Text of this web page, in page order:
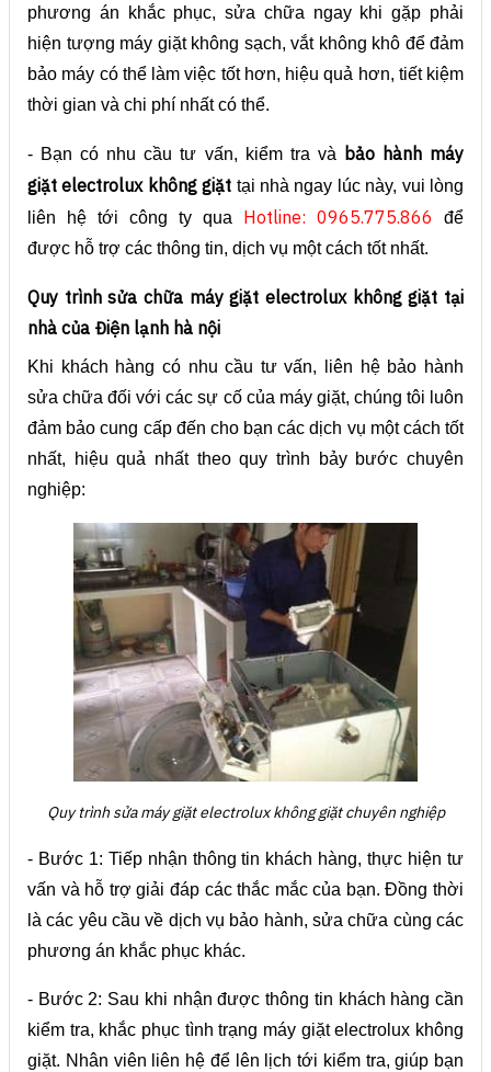
phương án khắc phục, sửa chữa ngay khi gặp phải
hiện tượng máy giặt không sạch, vắt không khô để đảm
bảo máy có thể làm việc tốt hơn, hiệu quả hơn, tiết kiệm
thời gian và chi phí nhất có thể.
- Bạn có nhu cầu tư vấn, kiểm tra và
bảo hành máy
giặt electrolux không giặt tại nhà ngay lúc này, vui lòng
liên hệ tới công ty qua Hotline: 0965.775.866
để
được hỗ trợ các thông tin, dịch vụ một cách tốt nhất.
Quy trình sửa chữa máy giặt electrolux không giặt tại
nhà của Điện lạnh hà nội
Khi khách hàng có nhu cầu tư vấn, liên hệ bảo hành
sửa chữa đối với các sự cố của máy giặt, chúng tôi luôn
đảm bảo cung cấp đến cho bạn các dịch vụ một cách tốt
nhất, hiệu quả nhất theo quy trình bảy bước chuyên
nghiệp:
Quy trình sửa máy giặt electrolux không giặt chuyên nghiệp
- Bước 1: Tiếp nhận thông tin khách hàng, thực hiện tư
vấn và hỗ trợ giải đáp các thắc mắc của bạn. Đồng thời
là các yêu cầu về dịch vụ bảo hành, sửa chữa cùng các
phương án khắc phục khác.
- Bước 2: Sau khi nhận được thông tin khách hàng cần
kiểm tra, khắc phục tình trạng máy giặt electrolux không
giặt. Nhân viên liên hệ để lên lịch tới kiểm tra, giúp bạn